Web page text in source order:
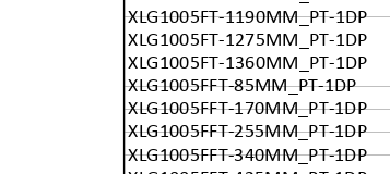
XLG1005FT-1190MM_PT-1DP
XLG1005FT-1275MM_PT-1DP
XLG1005FT-1360MM_PT-1DP
XLG1005FFT-85MM_PT-1DP
XLG1005FFT-170MM_PT-1DP
XLG1005FFT-255MM_PT-1DP
XLG1005FFT-340MM_PT-1DP